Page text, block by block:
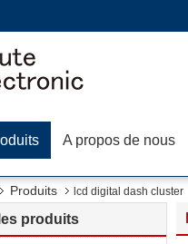
A propos de nous
Produits lcd digital dash cluster
produits